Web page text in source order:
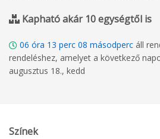
Kapható akár 10 egységtől is
06 óra 13 perc 07 másodperc áll
rendeléshez, amelyet a következő
augusztus 18., kedd
Színek